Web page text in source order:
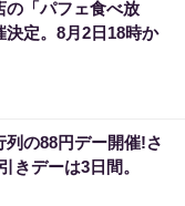
の「パフェ食べ放
定。8月2日18時か
列の88円デー開催!さ
きデーは3日間。